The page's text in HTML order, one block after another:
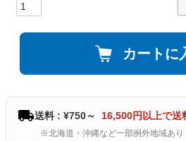
カートに
送料 : ¥750～ 16,500円以上で送
※北海道・沖縄など一部例外地域あり